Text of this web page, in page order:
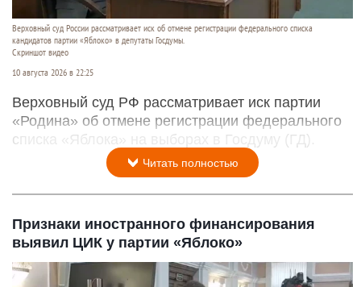
Верховный суд России рассматривает иск об отмене регистрации федерального списка
кандидатов партии «Яблоко» в депутаты Госдумы.
Скриншот видео
10 августа 2026 в 22:25
Верховный суд РФ рассматривает иск партии
«Родина» об отмене регистрации федерального
списка «Яблока» на выборах в Госдуму (ГД).
Читать полностью
Признаки иностранного финансирования
выявил ЦИК у партии «Яблоко»